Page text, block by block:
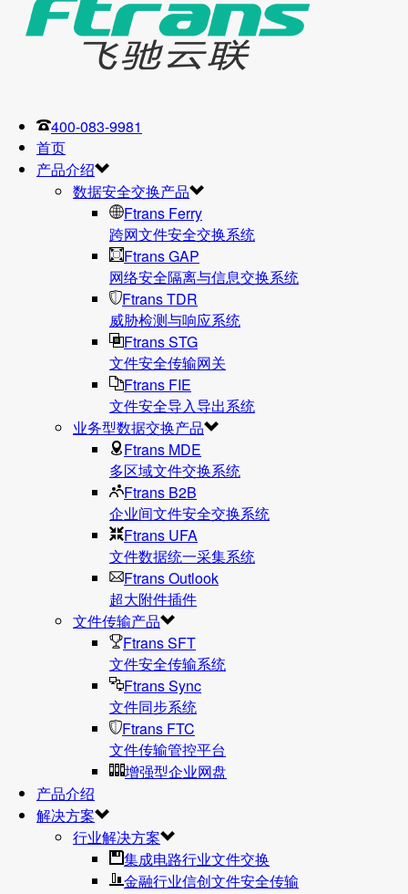
400-083-9981
首页
产品介绍
数据安全交换产品
Ftrans Ferry
跨网文件安全交换系统
Ftrans GAP
网络安全隔离与信息交换系统
Ftrans TDR
威胁检测与响应系统
Ftrans STG
文件安全传输网关
Ftrans FIE
文件安全导入导出系统
业务型数据交换产品
Ftrans MDE
多区域文件交换系统
Ftrans B2B
企业间文件安全交换系统
Ftrans UFA
文件数据统⼀采集系统
Ftrans Outlook
超大附件插件
文件传输产品
Ftrans SFT
文件安全传输系统
Ftrans Sync
文件同步系统
Ftrans FTC
文件传输管控平台
增强型企业网盘
产品介绍
解决方案
行业解决方案
集成电路行业文件交换
金融行业信创文件安全传输